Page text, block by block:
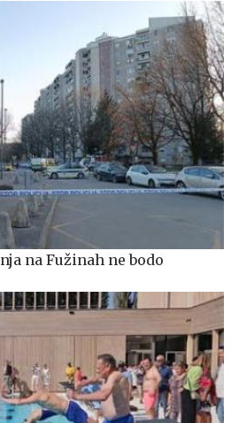
na Fužinah ne bodo